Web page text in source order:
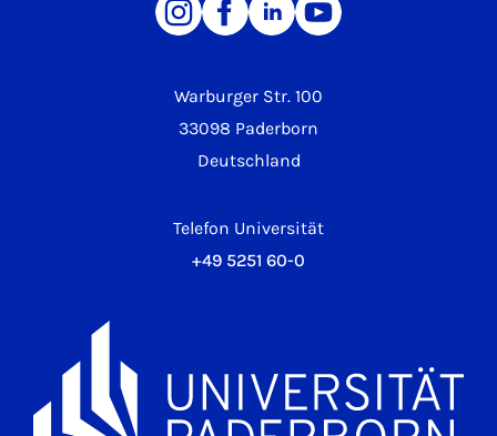
Warburger Str. 100
33098 Paderborn
Deutschland
Telefon Universität
+49 5251 60-0